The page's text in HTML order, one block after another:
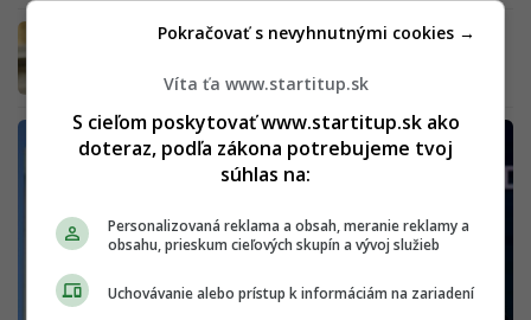
Nové tvrdé clá Trumpa: Výrobcovia čelia 50 a
Víta ťa www.startitup.sk
S cieľom poskytovať www.startitup.sk ako
doteraz, podľa zákona potrebujeme tvoj
súhlas na:
Personalizovaná reklama a obsah, meranie reklamy a
obsahu, prieskum cieľových skupín a vývoj služieb
Uchovávanie alebo prístup k informáciám na zariadení
Pokračovať s nevyhnutnými cookies →